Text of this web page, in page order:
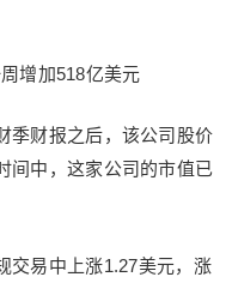
季财报之后，该公司股价
间中，这家公司的市值已
交易中上涨1.27美元，涨